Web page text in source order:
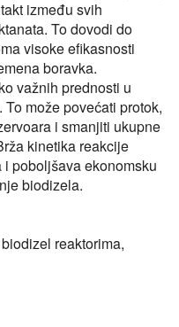
između svih
To dovodi do
visoke efikasnosti
boravka.
važnih prednosti u
može povećati protok,
i smanjiti ukupne
kinetika reakcije
poboljšava ekonomsku
biodizela.
reaktorima,